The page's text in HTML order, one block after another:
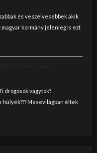
és veszélyesebbek akik
kormány jelenleg is ezt
drogosok vagytok?
Mesevilágban éltek